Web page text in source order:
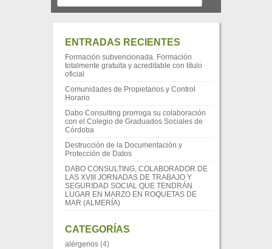
ENTRADAS RECIENTES
Formación subvencionada. Formación
totalmente gratuita y acreditable con título
oficial
Comunidades de Propietarios y Control
Horario
Dabo Consulting prorroga su colaboración
con el Colegio de Graduados Sociales de
Córdoba
Destrucción de la Documentación y
Protección de Datos
DABO CONSULTING, COLABORADOR DE
LAS XVIII JORNADAS DE TRABAJO Y
SEGURIDAD SOCIAL QUE TENDRÁN
LUGAR EN MARZO EN ROQUETAS DE
MAR (ALMERÍA)
CATEGORÍAS
alérgenos (4)